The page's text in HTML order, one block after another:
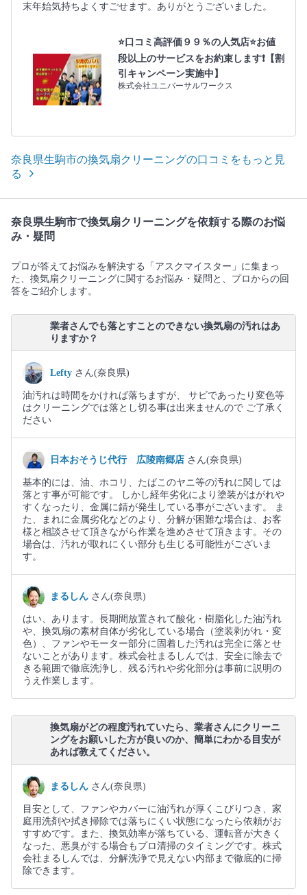
末年始気持ちよくすごせます。ありがとうございました。
⭐口コミ高評価９９％の人気店⭐️お値
段以上のサービスをお約束します❗【割
引キャンペーン実施中】
株式会社ユニバーサルワークス
奈良県生駒市の換気扇クリーニングの口コミをもっと見
る
奈良県生駒市で換気扇クリーニングを依頼する際のお悩
み・疑問
プロが答えてお悩みを解決する「アスクマイスター」に集まっ
た、換気扇クリーニングに関するお悩み・疑問と、プロからの回
答をご紹介します。
業者さんでも落とすことのできない換気扇の汚れはあ
りますか？
Lefty さん(奈良県)
油汚れは時間をかければ落ちますが、 サビであったり変色等
はクリーニングでは落とし切る事は出来ませんので ご了承く
ださい
日本おそうじ代行 広陵南郷店 さん(奈良県)
基本的には、油、ホコリ、たばこのヤニ等の汚れに関しては
落とす事が可能です。 しかし経年劣化により塗装がはがれや
すくなったり、金属に錆が発生している事がございます。 ま
た、まれに金属劣化などのより、分解が困難な場合は、お客
様と相談させて頂きながら作業を進めさせて頂きます。その
場合は、汚れが取れにくい部分も生じる可能性がございま
す。
まるしん さん(奈良県)
はい、あります。長期間放置されて酸化・樹脂化した油汚れ
や、換気扇の素材自体が劣化している場合（塗装剥がれ・変
色）、ファンやモーター部分に固着した汚れは完全に落とせ
ないことがあります。株式会社まるしんでは、安全に除去で
きる範囲で徹底洗浄し、残る汚れや劣化部分は事前に説明の
うえ作業します。
換気扇がどの程度汚れていたら、業者さんにクリーニ
ングをお願いした方が良いのか、簡単にわかる目安が
あれば教えてください。
まるしん さん(奈良県)
目安として、ファンやカバーに油汚れが厚くこびりつき、家
庭用洗剤や拭き掃除では落ちにくい状態になったら依頼がお
すすめです。また、換気効率が落ちている、運転音が大きく
なった、悪臭がする場合もプロ清掃のタイミングです。株式
会社まるしんでは、分解洗浄で見えない内部まで徹底的に掃
除できます。